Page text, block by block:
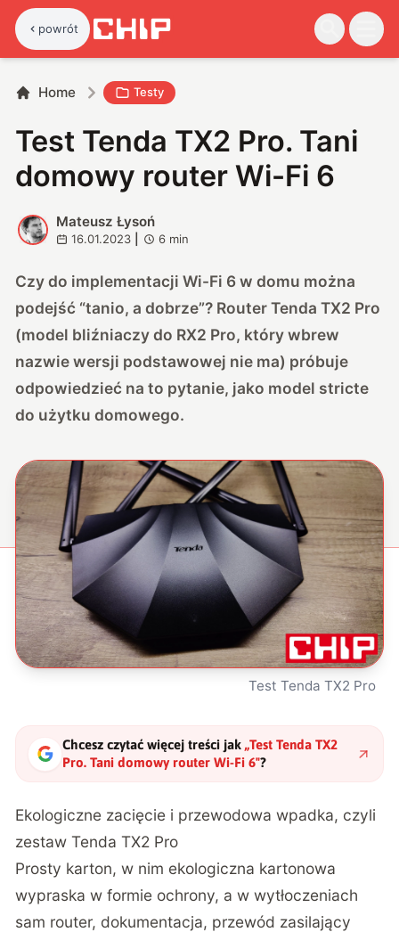
powrót
Home Testy
Test Tenda TX2 Pro. Tani
domowy router Wi-Fi 6
M
Mateusz Łysoń
16.01.2023 6 min
Czy do implementacji Wi-Fi 6 w domu można
podejść “tanio, a dobrze”? Router Tenda TX2 Pro
(model bliźniaczy do RX2 Pro, który wbrew
nazwie wersji podstawowej nie ma) próbuje
odpowiedzieć na to pytanie, jako model stricte
do użytku domowego.
Test Tenda TX2 Pro
Chcesz czytać więcej treści jak „Test Tenda TX2
Pro. Tani domowy router Wi-Fi 6"?
Ekologiczne zacięcie i przewodowa wpadka, czyli
zestawTenda TX2 Pro
Prosty karton, w nim ekologiczna kartonowa
wypraska w formie ochrony, a w wytłoczeniach
sam router, dokumentacja, przewód zasilający